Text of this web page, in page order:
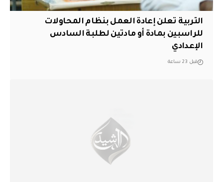
التربية تعلن إعادة العمل بنظام المحاولات
للراسبين بمادة أو مادتين لطلبة السادس
الإعدادي
قبل 23 ساعة